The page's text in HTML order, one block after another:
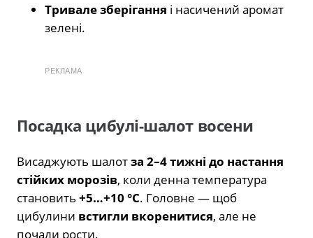
Тривале зберігання і насичений аромат
зелені.
РЕКЛАМА
Посадка цибулі-шалот восени
Висаджують шалотза 2–4 тижні до настання
стійких морозів, коли денна температура
становить +5…+10 °C. Головне — щоб
цибулини встигли вкоренитися, але не
почали рости.